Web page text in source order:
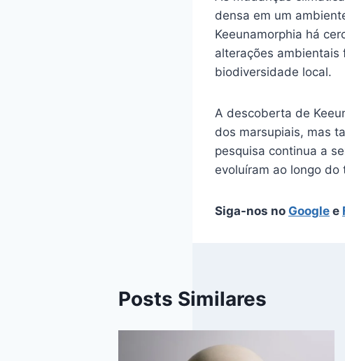
densa em um
Keeunamorphia há
alterações ambientais
biodiversidade local.
A descoberta de
dos marsupiais, mas
pesquisa continua a
evoluíram ao longo do
Siga-nos no Google e
Posts Similares